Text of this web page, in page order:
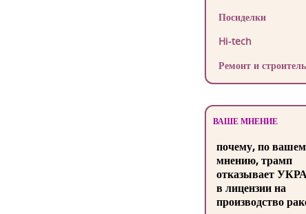
Посиделки
Hi-tech
Ремонт и
ВАШЕ МНЕНИЕ
почему, по
мнению, трамп
отказывает
в лицензии на
производство